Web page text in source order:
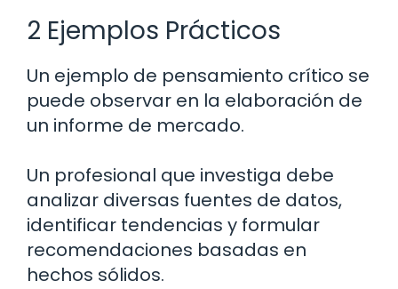
2 Ejemplos Prácticos
Un ejemplo de pensamiento crítico se
puede observar en la elaboración de
un informe de mercado.
Un profesional que investiga debe
analizar diversas fuentes de datos,
identificar tendencias y formular
recomendaciones basadas en
hechos sólidos.